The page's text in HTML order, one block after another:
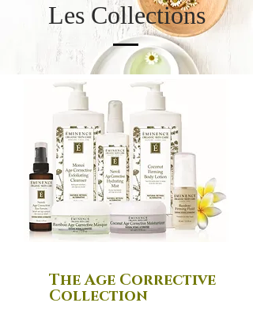
Les Collections
The Age Corrective
Collection